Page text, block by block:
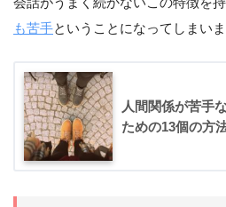
も苦手ということになってしまいま
人間関係が苦手
ための13個の方